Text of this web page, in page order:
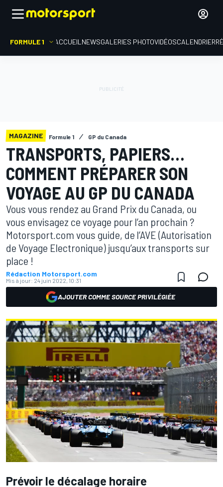
FORMULE 1 ACCUEIL NEWSGALERIES PHOTOVIDÉOSCALENDRIER
MAGAZINE Formule 1 GP du Canada
TRANSPORTS, PAPIERS…
COMMENT PRÉPARER SON
VOYAGE AU GP DU CANADA
Vous vous rendez au Grand Prix du Canada, ou
vous envisagez ce voyage pour l’an prochain ?
Motorsport.com vous guide, de l’AVE (Autorisation
de Voyage Electronique) jusqu’aux transports sur
place !
Rédaction Motorsport.com
Mis à jour: 24 juin 2022, 10:31
AJOUTER COMME SOURCE PRIVILÉGIÉE
Prévoir le décalage horaire